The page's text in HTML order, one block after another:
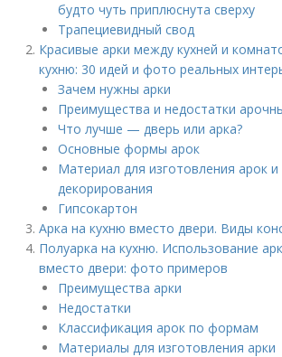
будто чуть приплюснута сверху
Трапециевидный свод
Красивые арки между кухней и
кухню: 30 идей и фото реальных
Зачем нужны арки
Преимущества и недостатки
Что лучше — дверь или арка?
Основные формы арок
Материал для изготовления арок и
декорирования
Гипсокартон
Арка на кухню вместо двери. Виды
Полуарка на кухню. Использование
вместо двери: фото примеров
Преимущества арки
Недостатки
Классификация арок по формам
Материалы для изготовления арки